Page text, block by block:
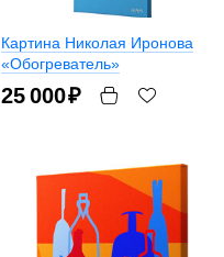
Картина Николая Иронова
«Обогреватель»
25 000₽